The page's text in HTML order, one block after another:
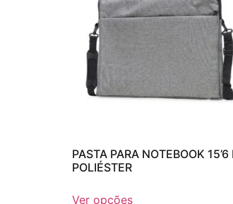
PASTA PARA NOTEBOOK 15’6
POLIÉSTER
Ver opções